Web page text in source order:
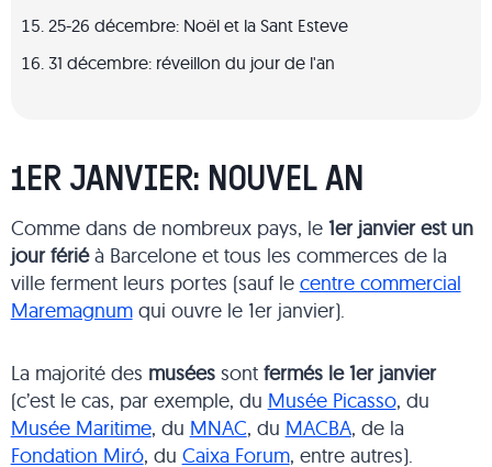
25-26 décembre: Noël et la Sant Esteve
31 décembre: réveillon du jour de l'an
1ER JANVIER: NOUVEL AN
Comme dans de nombreux pays, le 1er janvier est un
jour fériéà Barcelone et tous les commerces de la
ville ferment leurs portes (sauf le centre commercial
Maremagnumqui ouvre le 1er janvier).
La majorité des muséessont fermés le 1er janvier
(c’est le cas, par exemple, du Musée Picasso, du
Musée Maritime, du MNAC, du MACBA, de la
Fondation Miró, du Caixa Forum, entre autres).